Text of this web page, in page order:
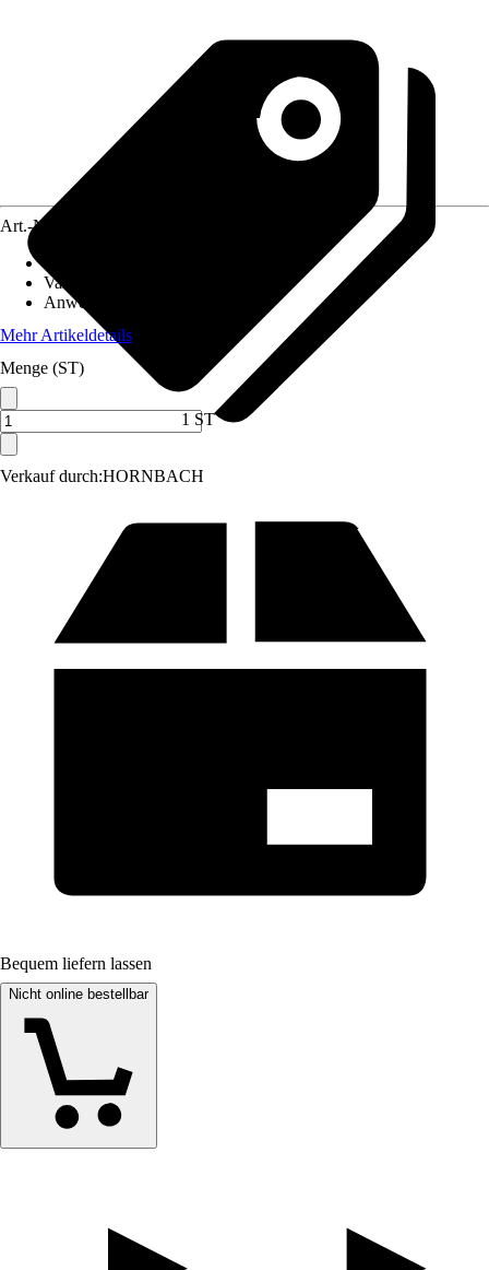
Verkauf durch:HORNBACH
Art.-Nr.
Variante
Anwendungsbereich
Mehr Artikeldetails
Menge (ST)
1 ST
Bequem liefern lassen
Nicht online bestellbar